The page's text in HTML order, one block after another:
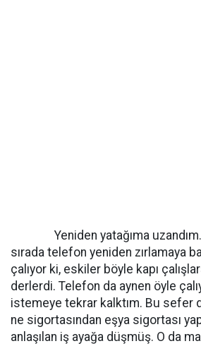
Yeniden yatağıma
sırada telefon yeniden zırlamaya
çalıyor ki, eskiler böyle kapı
derlerdi. Telefon da aynen öyle
istemeye tekrar kalktım. Bu sefer
ne sigortasından eşya sigortası
anlaşılan iş ayağa düşmüş. O da